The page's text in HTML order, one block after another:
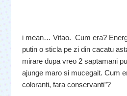
i mean… Vitao. Cum era?
putin o sticla pe zi din cacatu
mirare dupa vreo 2 saptamani
ajunge maro si mucegait. Cum
coloranti, fara conservanti”?